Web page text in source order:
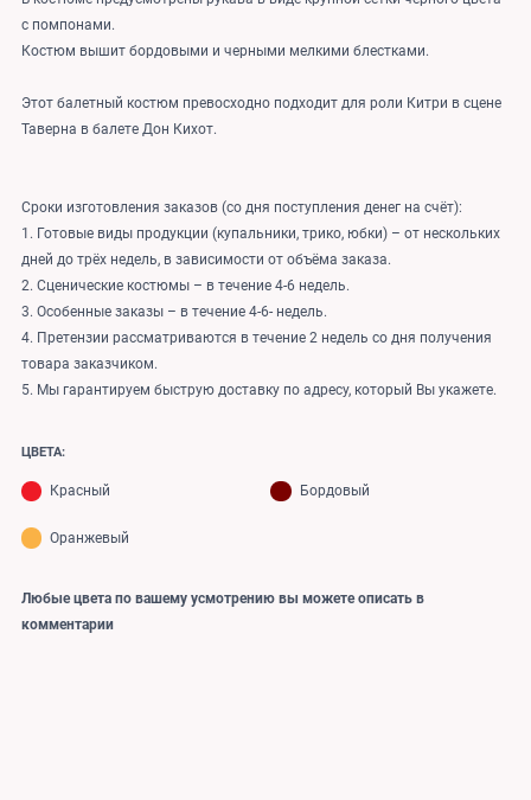
с помпонами.
Костюм вышит бордовыми и черными мелкими блестками.
Этот балетный костюм превосходно подходит для роли Китри в сцене
Таверна в балете Дон Кихот.
Сроки изготовления заказов (со дня поступления денег на счёт):
1. Готовые виды продукции (купальники, трико, юбки) – от нескольких
дней до трёх недель, в зависимости от объёма заказа.
2. Сценические костюмы – в течение 4-6 недель.
3. Особенные заказы – в течение 4-6- недель.
4. Претензии рассматриваются в течение 2 недель со дня получения
товара заказчиком.
5. Мы гарантируем быструю доставку по адресу, который Вы укажете.
ЦВЕТА:
Красный Бордовый
Оранжевый
Любые цвета по вашему усмотрению вы можете описать в
комментарии